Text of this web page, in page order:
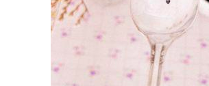
AJOUTER AU PANIER